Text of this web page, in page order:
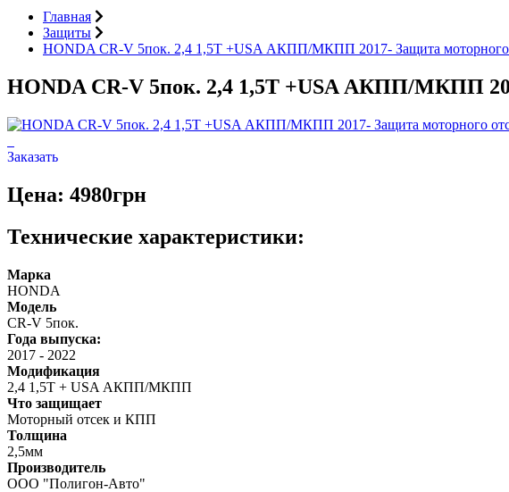
Главная
Защиты
HONDA CR-V 5пок. 2,4 1,5T +USA АКПП/МКПП 2017- Защита
HONDA CR-V 5пок. 2,4 1,5T +USA АКПП/МКПП
Заказать
Цена: 4980грн
Технические характеристики:
Марка
HONDA
Модель
CR-V 5пок.
Года выпуска:
2017 - 2022
Модификация
2,4 1,5T + USA АКПП/МКПП
Что защищает
Моторный отсек и КПП
Толщина
2,5мм
Производитель
ООО "Полигон-Авто"